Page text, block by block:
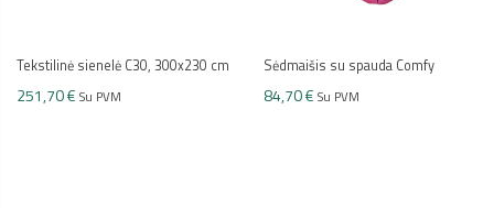
Tekstilinė sienelė C30, 300x230 cm
251,70 € Su PVM
Sėdmaišis su spauda Comfy
84,70 € Su PVM